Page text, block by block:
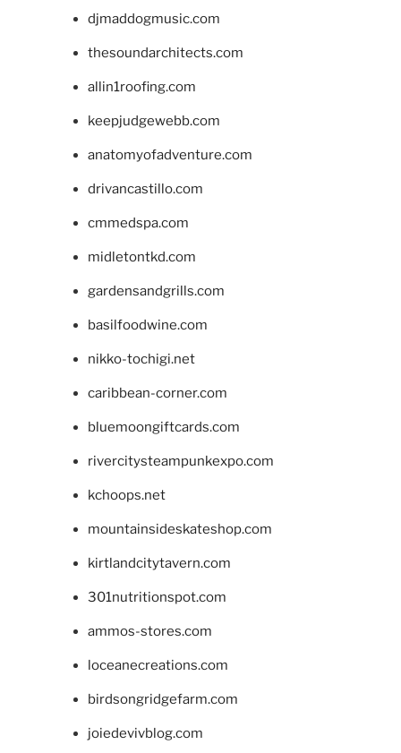
djmaddogmusic.com
thesoundarchitects.com
allin1roofing.com
keepjudgewebb.com
anatomyofadventure.com
drivancastillo.com
cmmedspa.com
midletontkd.com
gardensandgrills.com
basilfoodwine.com
nikko-tochigi.net
caribbean-corner.com
bluemoongiftcards.com
rivercitysteampunkexpo.com
kchoops.net
mountainsideskateshop.com
kirtlandcitytavern.com
301nutritionspot.com
ammos-stores.com
loceanecreations.com
birdsongridgefarm.com
joiedevivblog.com